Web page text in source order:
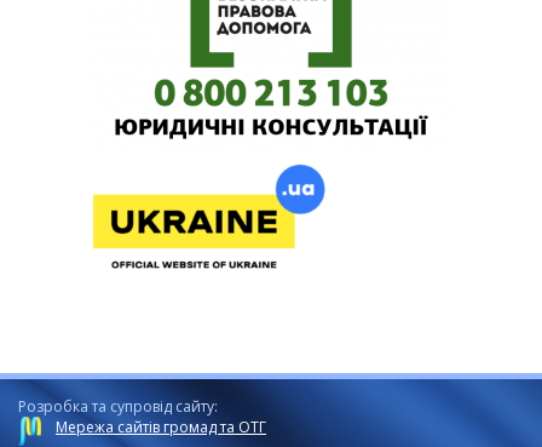
Розробка та супровід сайту:
Мережа сайтів громад та ОТГ